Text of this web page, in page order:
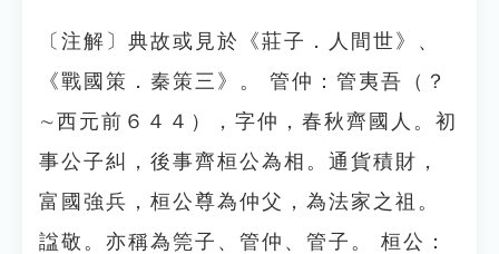
〔注解〕典故或見於《莊子．人間世》、
《戰國策．秦策三》。 管仲：管夷吾（？
∼西元前６４４），字仲，春秋齊國人。初
事公子糾，後事齊桓公為相。通貨積財，
富國強兵，桓公尊為仲父，為法家之祖。
諡敬。亦稱為筦子、管仲、管子。 桓公：